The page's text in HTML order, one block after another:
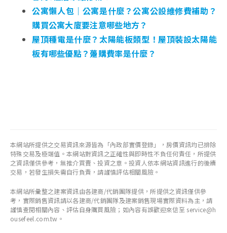
公寓懶人包｜公寓是什麼？公寓公設維修費補助？
購買公寓大廈要注意哪些地方？
屋頂種電是什麼？太陽能板類型！屋頂裝設太陽能
板有哪些優點？躉購費率是什麼？
本網站所提供之交易資訊來源皆為「內政部實價登錄」，房價資訊均已排除
特殊交易及極端值。本網站對資訊之正確性與即時性不負任何責任，所提供
之資訊僅供參考，無推介買賣、投資之意。投資人依本網站資訊進行的後續
交易，若發生損失需自行負責，請謹慎評估相關風險。
本網站所彙整之建案資訊由各建商/代銷團隊提供，所提供之資訊僅供參
考，實際銷售資訊請以各建商/代銷團隊及建案銷售現場實際資料為主，請
謹慎查閱相關內容、評估自身購買風險；如內容有誤歡迎來信至 service@h
ousefeel.com.tw。